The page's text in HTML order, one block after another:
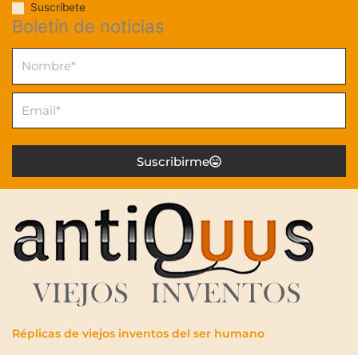
Suscríbete
Boletín de noticias
Suscribirme
Réplicas de viejos inventos del ser humano